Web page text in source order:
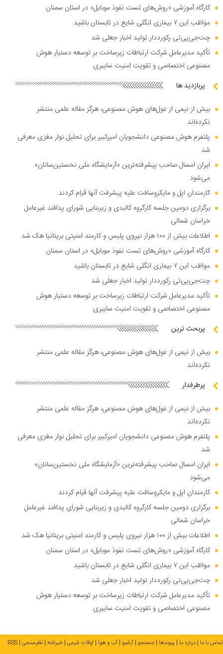
کارگاه آموزشی «روش‌های تست نفوذ موبایل» در استان سمنان
مواظب این ۷ بیماری انگلی شایع در تابستان باشید
چت‌جی‌پی‌تی رکورددار تولید اخبار جعلی شد
تأکید مدیرعامل شرکت ارتباطات زیرساخت بر توسعه دستیار هوش
مصنوعی اختصاصی و تقویت امنیت سایبری
پربازدید ها
بیش از نیمی از غول‌های هوش مصنوعی، هرگز مقاله علمی منتشر
نکرده‌اند
پلتفرم هوش مصنوعی دانشجویان امیرکبیر برای تحلیل نوار مغزی معرفی
شد
ایران امسال صاحب پیشرفته‌ترین «آزمایشگاه ملی نخستین‌سانان»
می‌شود
کارمندان اپل و مایکروسافت علیه پیشرفت آنها قیام کردند
برگزاری دومین جلسه کارگروه کالبدی و زیربنایی شورای پدافند غیرعامل
خراسان شمالی
اطلاعات بیش از ۱۰۰ هزار نیروی پلیس و کارمند امنیتی بریتانیا هک شد
کارگاه آموزشی «روش‌های تست نفوذ موبایل» در استان سمنان
مواظب این ۷ بیماری انگلی شایع در تابستان باشید
چت‌جی‌پی‌تی رکورددار تولید اخبار جعلی شد
تأکید مدیرعامل شرکت ارتباطات زیرساخت بر توسعه دستیار هوش
مصنوعی اختصاصی و تقویت امنیت سایبری
پربحث ترین
بیش از نیمی از غول‌های هوش مصنوعی، هرگز مقاله علمی منتشر
نکرده‌اند
پرطرفدار
بیش از نیمی از غول‌های هوش مصنوعی، هرگز مقاله علمی منتشر
نکرده‌اند
پلتفرم هوش مصنوعی دانشجویان امیرکبیر برای تحلیل نوار مغزی معرفی
شد
ایران امسال صاحب پیشرفته‌ترین «آزمایشگاه ملی نخستین‌سانان»
می‌شود
کارمندان اپل و مایکروسافت علیه پیشرفت آنها قیام کردند
برگزاری دومین جلسه کارگروه کالبدی و زیربنایی شورای پدافند غیرعامل
خراسان شمالی
اطلاعات بیش از ۱۰۰ هزار نیروی پلیس و کارمند امنیتی بریتانیا هک شد
کارگاه آموزشی «روش‌های تست نفوذ موبایل» در استان سمنان
مواظب این ۷ بیماری انگلی شایع در تابستان باشید
چت‌جی‌پی‌تی رکورددار تولید اخبار جعلی شد
تأکید مدیرعامل شرکت ارتباطات زیرساخت بر توسعه دستیار هوش
مصنوعی اختصاصی و تقویت امنیت سایبری
تماس با ما درباره ما پیوندها جستجو آرشیو آب و هوا اوقات شرعی خبرنامه نظرسنجی RSS